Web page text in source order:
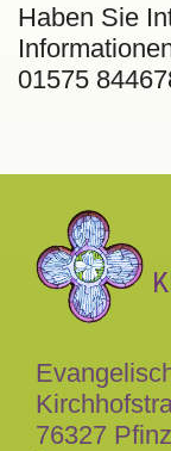
Haben Sie
01575
76327